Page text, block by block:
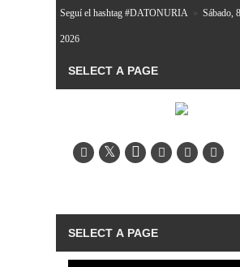
Seguí el hashtag #DATONURIA » Sábado,
2026